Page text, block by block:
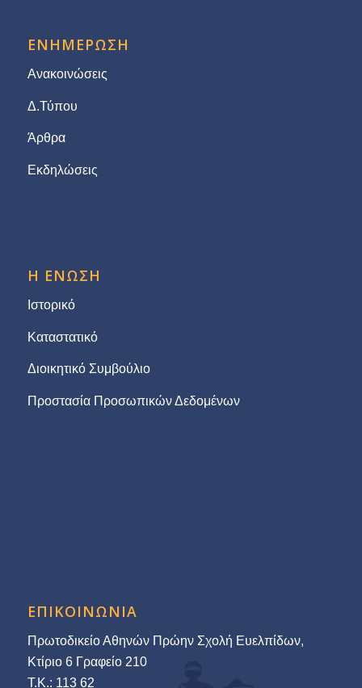
ΕΝΗΜΕΡΩΣΗ
Ανακοινώσεις
Δ.Τύπου
Άρθρα
Εκδηλώσεις
Η ΕΝΩΣΗ
Ιστορικό
Καταστατικό
Διοικητικό Συμβούλιο
Προστασία Προσωπικών Δεδομένων
ΕΠΙΚΟΙΝΩΝΙΑ
Πρωτοδικείο Αθηνών Πρώην Σχολή Ευελπίδων,
Κτίριο 6 Γραφείο 210
Τ.Κ.: 113 62